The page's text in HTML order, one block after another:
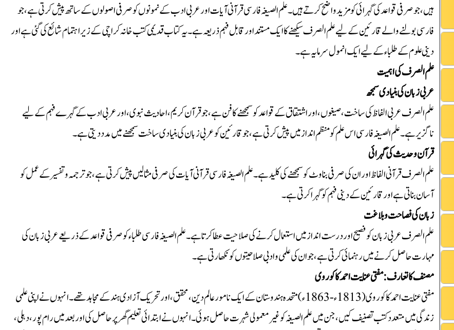
ہیں، جو صرفی قواعد کی گہرائی کو مزید واضح کرتے ہیں۔ علم الصیغہ فارسی قرآنی آیات اور عربی ادب کے نمونوں کو صرفی اصولوں کے ساتھ پیش کرتی ہے، جو
فارسی بولنے والے قارئین کے لیے علم الصرف سیکھنے کا ایک مستند اور قابل فہم ذریعہ ہے۔ یہ کتاب قدیمی کتب خانہ کراچی کے زیر اہتمام شائع کی گئی ہے اور
دینی علوم کے طلباء کے لیے ایک انمول سرمایہ ہے۔
علم الصرف کی اہمیت
عربی زبان کی بنیادی سمجھ
علم الصرف عربی الفاظ کی ساخت، صیغوں، اور اشتقاق کے قواعد کو سمجھنے کا فن ہے، جو قرآن کریم، احادیث نبوی، اور عربی ادب کے گہرے فہم کے لیے
ناگزیر ہے۔ علم الصیغہ فارسی اس علم کو منظم انداز میں پیش کرتی ہے، جو قارئین کو عربی زبان کی بنیادی ساخت سمجھنے میں مدد دیتی ہے۔
قرآن و حدیث کی گہرائی
علم الصرف قرآنی الفاظ اور ان کی صرفی بناوٹ کو سمجھنے کی کلید ہے۔ علم الصیغہ فارسی قرآنی آیات کی صرفی مثالیں پیش کرتی ہے، جو ترجمہ و تفسیر کے عمل کو
آسان بناتی ہے اور قارئین کے دینی فہم کو گہرا کرتی ہے۔
زبان کی فصاحت و بلاغت
علم الصرف عربی زبان کو فصیح اور درست انداز میں استعمال کرنے کی صلاحیت عطا کرتا ہے۔ علم الصیغہ فارسی طلباء کو صرفی قواعد کے ذریعے عربی زبان کی
مہارت حاصل کرنے میں رہنمائی کرتی ہے، جو ان کی علمی و ادبی صلاحیتوں کو نکھارتی ہے۔
مصنف کا تعارف: مفتی عنایت احمد کاکوروی
مفتی عنایت احمد کاکوروی (1813ء-1863ء) متحدہ ہندوستان کے ایک نامور عالم دین، محقق، اور تحریک آزادی ہند کے مجاہد تھے۔ انہوں نے اپنی علمی
زندگی میں متعدد کتب تصنیف کیں، جن میں علم الصیغہ کو غیر معمولی شہرت حاصل ہوئی۔ انہوں نے ابتدائی تعلیم گھر پر حاصل کی اور بعد میں رام پور، دہلی،